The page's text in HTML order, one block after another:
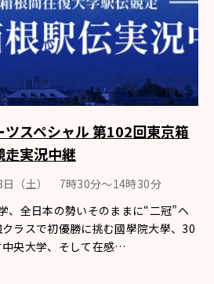
スペシャル 第102回東京箱
実況中継
日（土） 7時30分～14時30分
、全日本の勢いそのままに“二冠”へ
ラスで初優勝に挑む國學院大學、30
央大学、そして在感…